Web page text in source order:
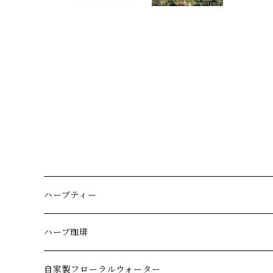
ハーブティー
朝
昼
ハーブ珈琲
自家製フローラルウォーター